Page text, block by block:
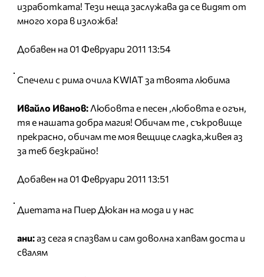
изработката! Тези неща заслужава да се видят от
много хора в изложба!
Добавен на 01 Февруари 2011 13:54
Спечели с рима очила KWIAT за твоята любима
Ивайло Иванов: Любовта е песен ,любовта е огън,
тя е нашата добра магия! Обичам те , съкровище
прекрасно, обичам те моя вещице сладка,живея аз
за теб безкрайно!
Добавен на 01 Февруари 2011 13:51
Диетата на Пиер Дюкан на мода и у нас
ани: аз сега я спазвам и сам доволна хапвам доста и
свалям